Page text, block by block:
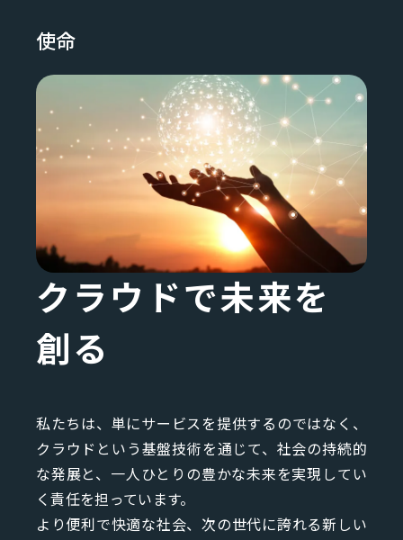
使命
クラウドで未来を
創る
私たちは、単にサービスを提供するのではなく、
クラウドという基盤技術を通じて、社会の持続的
な発展と、一人ひとりの豊かな未来を実現してい
く責任を担っています。
より便利で快適な社会、次の世代に誇れる新しい